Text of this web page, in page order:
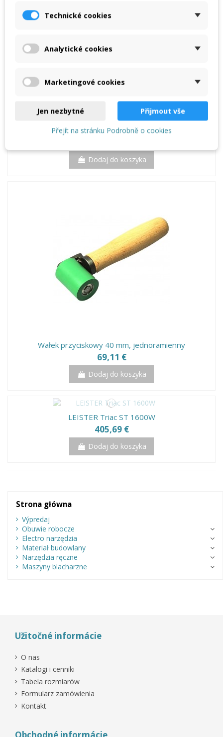
Dodaj do koszyka
Wyprzedaż!
Dysza 40 mm
Dodaj do koszyka
Wałek przyciskowy 40 mm, jednoramienny
69,11 €
Dodaj do koszyka
LEISTER Triac ST 1600W
405,69 €
Dodaj do koszyka
Strona główna
Výpredaj
Obuwie robocze
Electro narzędzia
Materiał budowlany
Narzędzia ręczne
Maszyny blacharzne
Užitočné informácie
O nas
Katalogi i cenniki
Tabela rozmiarów
Formularz zamówienia
Kontakt
Technické cookies
Analytické cookies
Marketingové cookies
Jen nezbytné Přijmout vše
Přejít na stránku Podrobně o cookies